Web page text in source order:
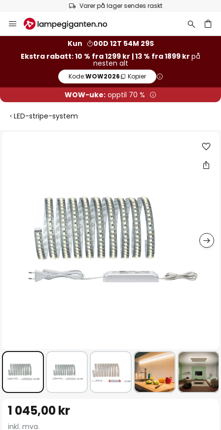
Varer på lager sendes raskt
Hopp
til
Kun
00D 12T 54M 29S
Ekstra rabatt: 10 % fra 1299 kr | 13 % fra 1899 kr på
nesten alt
Kode:WOW2026 Kopier
WOW-uke: opptil 70 %
LED-stripe-system
begynnelsen
1 045,00 kr
inkl. mva.